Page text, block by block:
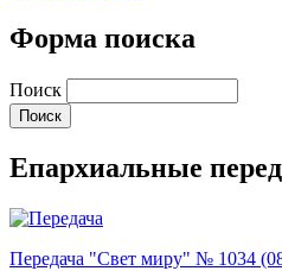
Форма поиска
Поиск
Епархиальные
Передача "Свет миру" № 1034